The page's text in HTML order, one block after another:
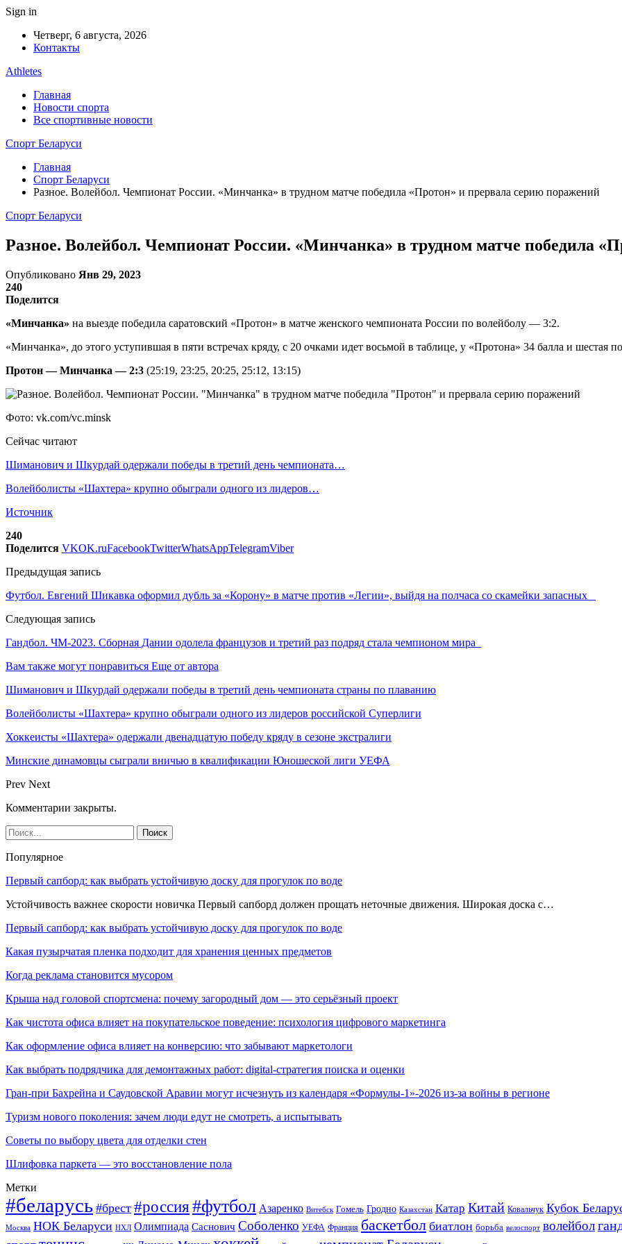
Sign in
Четверг, 6 августа, 2026
Контакты
Athletes
Главная
Новости спорта
Все спортивные новости
Спорт Беларуси
Главная
Спорт Беларуси
Разное. Волейбол. Чемпионат России. «Минчанка» в трудном матче победила «Протон» и прервала серию поражений
Спорт Беларуси
Разное. Волейбол. Чемпионат России. «Минчанка» в трудном матче победила
Опубликовано Янв 29, 2023
240
Поделится
«Минчанка» на выезде победила саратовский «Протон» в матче женского чемпионата России по волейболу — 3:2.
«Минчанка», до этого уступившая в пяти встречах кряду, с 20 очками идет восьмой в таблице, у «Протона» 34 балла и шестая
Протон — Минчанка — 2:3 (25:19, 23:25, 20:25, 25:12, 13:15)
Фото: vk.com/vc.minsk
Сейчас читают
Шиманович и Шкурдай одержали победы в третий день чемпионата…
Волейболисты «Шахтера» крупно обыграли одного из лидеров…
Источник
240
Поделится VKOK.ruFacebookTwitterWhatsAppTelegramViber
Предыдущая запись
Футбол. Евгений Шикавка оформил дубль за «Корону» в матче против «Легии», выйдя на полчаса со скамейки запасных
Следующая запись
Гандбол. ЧМ-2023. Сборная Дании одолела французов и третий раз подряд стала чемпионом мира
Вам также могут понравиться Еще от автора
Шиманович и Шкурдай одержали победы в третий день чемпионата страны по плаванию
Волейболисты «Шахтера» крупно обыграли одного из лидеров российской Суперлиги
Хоккеисты «Шахтера» одержали двенадцатую победу кряду в сезоне экстралиги
Минские динамовцы сыграли вничью в квалификации Юношеской лиги УЕФА
Prev Next
Комментарии закрыты.
Популярное
Первый сапборд: как выбрать устойчивую доску для прогулок по воде
Устойчивость важнее скорости новичка Первый сапборд должен прощать неточные движения. Широкая доска с…
Первый сапборд: как выбрать устойчивую доску для прогулок по воде
Какая пузырчатая пленка подходит для хранения ценных предметов
Когда реклама становится мусором
Крыша над головой спортсмена: почему загородный дом — это серьёзный проект
Как чистота офиса влияет на покупательское поведение: психология цифрового маркетинга
Как оформление офиса влияет на конверсию: что забывают маркетологи
Как выбрать подрядчика для демонтажных работ: digital-стратегия поиска и оценки
Гран-при Бахрейна и Саудовской Аравии могут исчезнуть из календаря «Формулы-1»-2026 из-за войны в регионе
Туризм нового поколения: зачем люди едут не смотреть, а испытывать
Советы по выбору цвета для отделки стен
Шлифовка паркета — это восстановление пола
Метки
#беларусь #брест #россия#футбол Азаренко Витебск Гомель Гродно Казахстан Катар Китай Ковальчук Кубок
Москва НОК Беларуси НХЛ Олимпиада Саснович Соболенко УЕФА Франция баскетбол биатлон борьба велоспорт волейбол